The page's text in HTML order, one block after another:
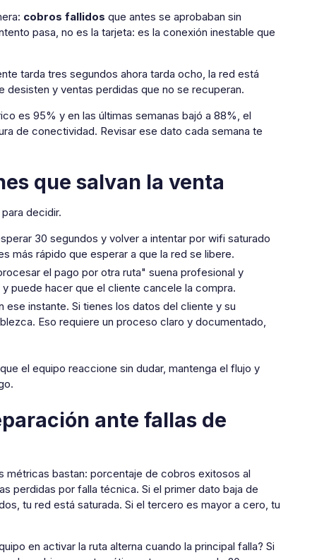
cobros fallidos que antes se aprobaban sin
pasa, no es la tarjeta: es la conexión inestable que
tarda tres segundos ahora tarda ocho, la red está
desisten y ventas perdidas que no se recuperan.
es 95% y en las últimas semanas bajó a 88%, el
de conectividad. Revisar ese dato cada semana te
que salvan la venta
decidir.
30 segundos y volver a intentar por wifi saturado
más rápido que esperar a que la red se libere.
el pago por otra ruta" suena profesional y
puede hacer que el cliente cancele la compra.
ese instante. Si tienes los datos del cliente y su
Eso requiere un proceso claro y documentado,
el equipo reaccione sin dudar, mantenga el flujo y
ante fallas de
bastan: porcentaje de cobros exitosos al
perdidas por falla técnica. Si el primer dato baja de
tu red está saturada. Si el tercero es mayor a cero, tu
en activar la ruta alterna cuando la principal falla? Si